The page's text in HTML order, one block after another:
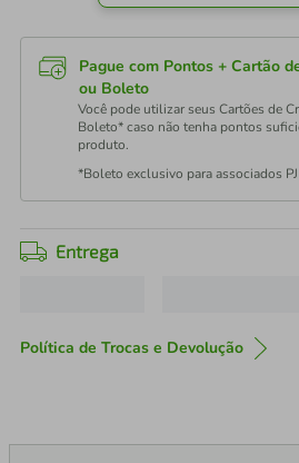
Pague com Pontos + Cartão
ou Boleto
Você pode utilizar seus Cartões de
Boleto* caso não tenha pontos
produto.
*Boleto exclusivo para associados PJ
Entrega
Política de Trocas e Devolução